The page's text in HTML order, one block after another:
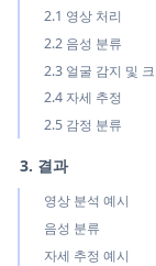
2.1 영상 처리
2.2 음성 분류
2.3 얼굴 감지 및
2.4 자세 추정
2.5 감정 분류
3. 결과
영상 분석 예시
음성 분류
자세 추정 예시